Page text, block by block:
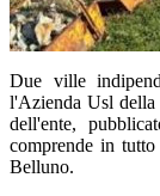
Due ville
l'Azienda Usl
dell'ente,
comprende in
Belluno.